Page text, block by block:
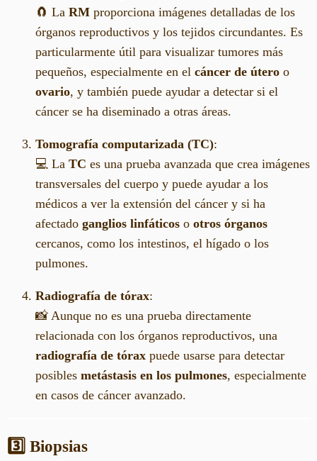
🧲 La RM proporciona imágenes detalladas de los
órganos reproductivos y los tejidos circundantes. Es
particularmente útil para visualizar tumores más
pequeños, especialmente en el cáncer de útero o
ovario, y también puede ayudar a detectar si el
cáncer se ha diseminado a otras áreas.
Tomografía computarizada (TC):
💻 La TC es una prueba avanzada que crea imágenes
transversales del cuerpo y puede ayudar a los
médicos a ver la extensión del cáncer y si ha
afectado ganglios linfáticos o otros órganos
cercanos, como los intestinos, el hígado o los
pulmones.
Radiografía de tórax:
📸 Aunque no es una prueba directamente
relacionada con los órganos reproductivos, una
radiografía de tórax puede usarse para detectar
posibles metástasis en los pulmones, especialmente
en casos de cáncer avanzado.
3️⃣ Biopsias